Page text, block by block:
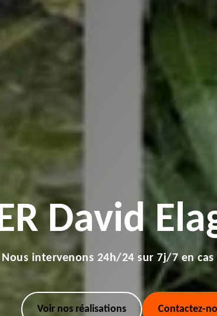
David
Nous intervenons 24h/24 sur 7j/7 en cas
Voir nos réalisations Contactez-